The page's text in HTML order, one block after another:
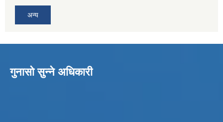
अन्य
गुनासो सुन्ने अधिकारी